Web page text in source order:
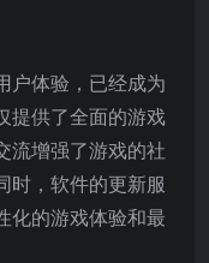
户体验，已经成为
提供了全面的游戏
流增强了游戏的社
时，软件的更新服
化的游戏体验和最